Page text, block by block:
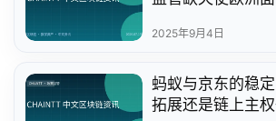
2025年9月4日
蚂蚁与京东的稳
拓展还是链上主权